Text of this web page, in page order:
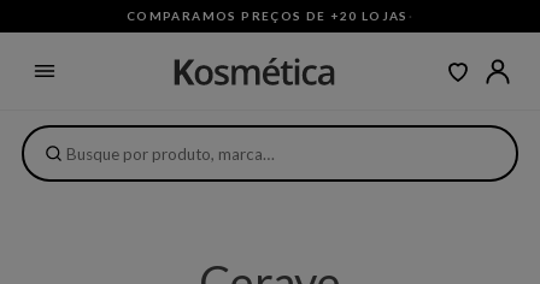
COMPARAMOS PREÇOS DE +20 LOJAS ·